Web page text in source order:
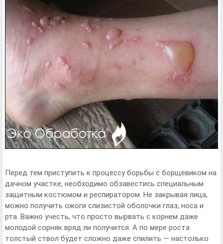
Перед тем приступить к процессу борьбы с борщевиком на
дачном участке, необходимо обзавестись специальным
защитным костюмом и респиратором. Не закрывая лица,
можно получить ожоги слизистой оболочки глаз, носа и
рта. Важно учесть, что просто вырвать с корнем даже
молодой сорняк вряд ли получится. А по мере роста
толстый ствол будет сложно даже спилить — настолько